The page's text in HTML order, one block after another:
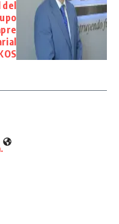
l del